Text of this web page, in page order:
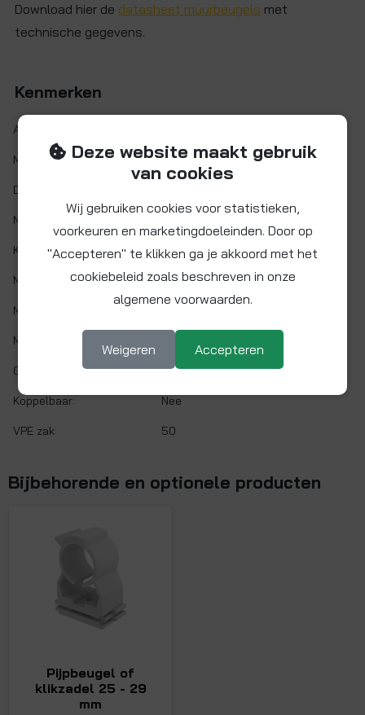
Download hier de datasheet muurbeugels met
technische gegevens.
Kenmerken
Artikelnr.:
Maat: Ø 28 mm
Demontabel:
Materiaal:
Kleur: Wit
Min. werktemp.: 1 °C
Max. werktemp.:
Max. werkdruk:
Gaskeur: Nee
Koppelbaar: Nee
VPE zak: 50
Bijbehorende en optionele producten
Pijpbeugel of
klikzadel 25 - 29
mm
Deze website maakt gebruik
van cookies
Wij gebruiken cookies voor statistieken,
voorkeuren en marketingdoeleinden. Door op
"Accepteren" te klikken ga je akkoord met het
cookiebeleid zoals beschreven in onze
algemene voorwaarden.
Weigeren Accepteren